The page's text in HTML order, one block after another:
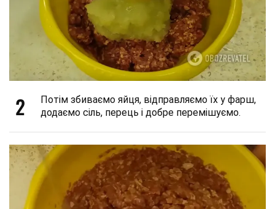
2
Потім збиваємо яйця, відправляємо їх у фарш,
додаємо сіль, перець і добре перемішуємо.